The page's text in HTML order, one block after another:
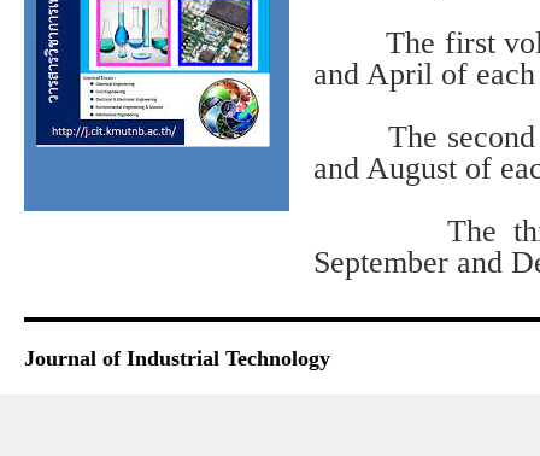
The first
and April of
The second
and August of
The third
September and
Journal of Industrial Technology